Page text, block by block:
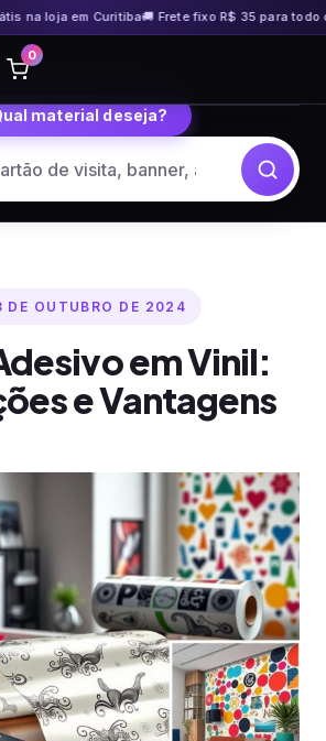
loja em Curitiba🚚 Frete fixo R$ 35 para todo o
0
material deseja?
DE OUTUBRO DE 2024
em Vinil:
e Vantagens